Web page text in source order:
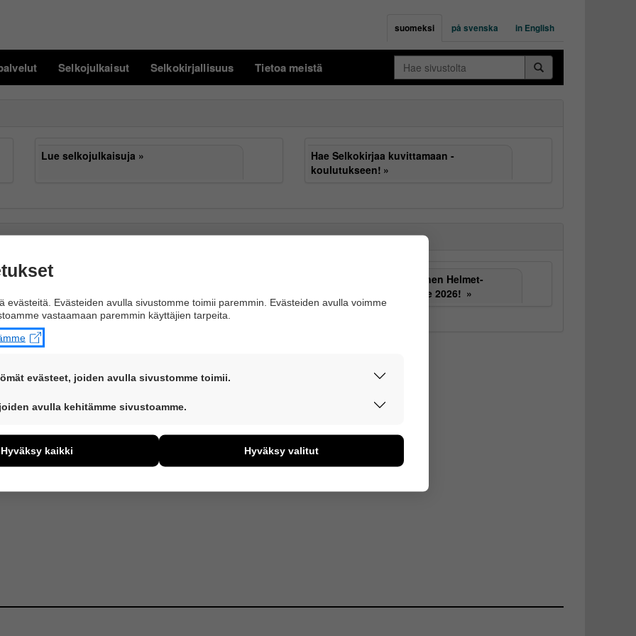
suomeksi på svenska in English
Selkojulkaisut Selkokirjallisuus Tietoa meistä
Hae
sivustolta
Lue selkojulkaisuja
Hae Selkokirjaa kuvittamaan -
koulutukseen!
Selkokielinen Helmet-
lukuhaaste 2026!
evästeitä. Evästeiden avulla sivustomme toimii paremmin. Evästeiden avulla voimme
vastaamaan paremmin käyttäjien tarpeita.
evästeet, joiden avulla sivustomme toimii.
ovat aina käytössä, jotta sivustoamme voi käyttää sujuvasti ja turvallisesti.
avulla kehitämme sivustoamme.
sivustoamme vastaamaan paremmin käyttäjien tarpeita. Tietoa kerätään
ja siitä, mitä sivuja käytetään ja miten sivuilla liikutaan. Emme
Hyväksy kaikki Hyväksy valitut